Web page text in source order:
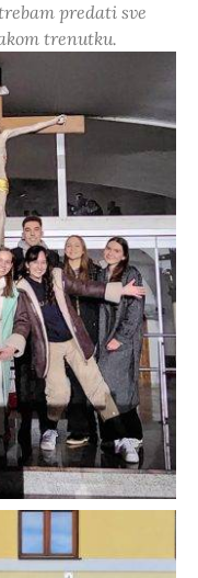
predati sve
trenutku.